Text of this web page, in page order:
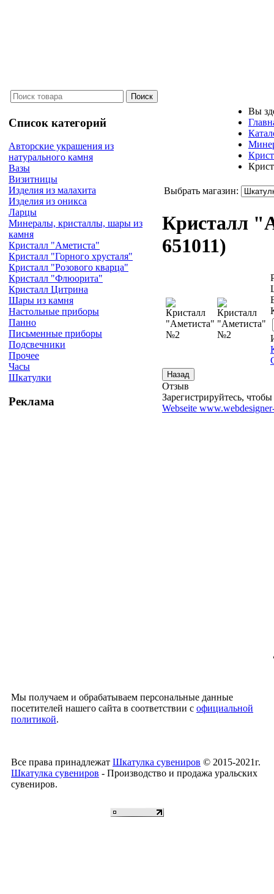
Список категорий
Авторские украшения из
натурального камня
Вазы
Визитницы
Изделия из малахита
Изделия из оникса
Ларцы
Минералы, кристаллы, шары из
камня
Кристалл "Аметиста"
Кристалл "Горного хрусталя"
Кристалл "Розового кварца"
Кристалл "Флюорита"
Кристалл Цитрина
Шары из камня
Настольные приборы
Панно
Письменные приборы
Подсвечники
Прочее
Часы
Шкатулки
Реклама
Вы
Выбрать магазин:
Кристалл
651011)
Отзыв
Зарегистрируйтесь, чтобы
Webseite
Мы получаем и обрабатываем персональные данные
посетителей нашего сайта в соответствии с официальной
политикой.
Все права принадлежат Шкатулка сувениров © 2015-2021г.
Шкатулка сувениров - Производство и продажа уральских
сувениров.